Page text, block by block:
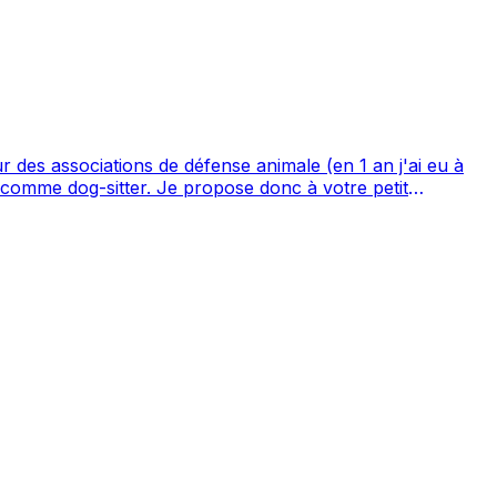
associations de défense animale (en 1 an j'ai eu à
de ferme (poules, lapins, canards).